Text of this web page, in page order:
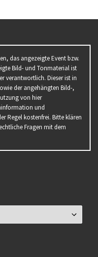
das angezeigte Event bzw.
Bild- und Tonmaterial ist
verantwortlich. Dieser ist in
der angehängten Bild-,
von hier
und
Regel kostenfrei. Bitte klären
Fragen mit dem